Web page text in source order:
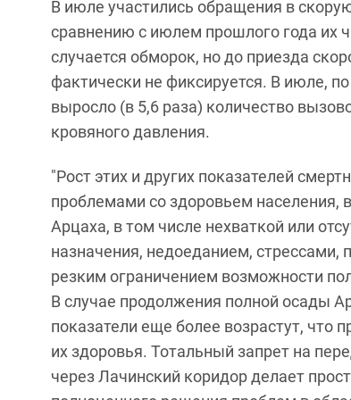
В июле участились обращения в
сравнению с июлем прошлого года их
случается обморок, но до приезда
фактически не фиксируется. В июле,
выросло (в 5,6 раза) количество
кровяного давления.
"Рост этих и других показателей
проблемами со здоровьем населения,
Арцаха, в том числе нехваткой или
назначения, недоеданием, стрессами,
резким ограничением возможности
В случае продолжения полной осады
показатели еще более возрастут, что
их здоровья. Тотальный запрет на
через Лачинский коридор делает